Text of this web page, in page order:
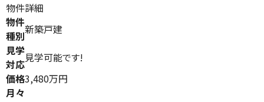
物件詳細
物件
種別新築戸建
見学
対応見学可能です!
価格3,480万円
月々